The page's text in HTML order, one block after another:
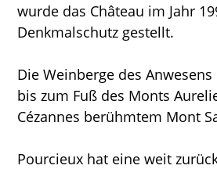
wurde das Château im Jahr
Denkmalschutz gestellt.
Die Weinberge des
bis zum Fuß des Monts
Cézannes berühmtem Mont
Pourcieux hat eine weit